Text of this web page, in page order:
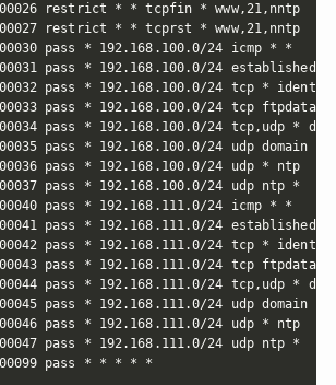
restrict * * tcpfin * www,21,nntp
restrict * * tcprst * www,21,nntp
pass * 192.168.100.0/24 icmp * *
pass * 192.168.100.0/24 established
pass * 192.168.100.0/24 tcp * ident
pass * 192.168.100.0/24 tcp ftpdata *
pass * 192.168.100.0/24 tcp,udp *
pass * 192.168.100.0/24 udp domain *
pass * 192.168.100.0/24 udp * ntp
pass * 192.168.100.0/24 udp ntp *
pass * 192.168.111.0/24 icmp * *
pass * 192.168.111.0/24 established
pass * 192.168.111.0/24 tcp * ident
pass * 192.168.111.0/24 tcp ftpdata *
pass * 192.168.111.0/24 tcp,udp *
pass * 192.168.111.0/24 udp domain *
pass * 192.168.111.0/24 udp * ntp
pass * 192.168.111.0/24 udp ntp *
pass * * * * *